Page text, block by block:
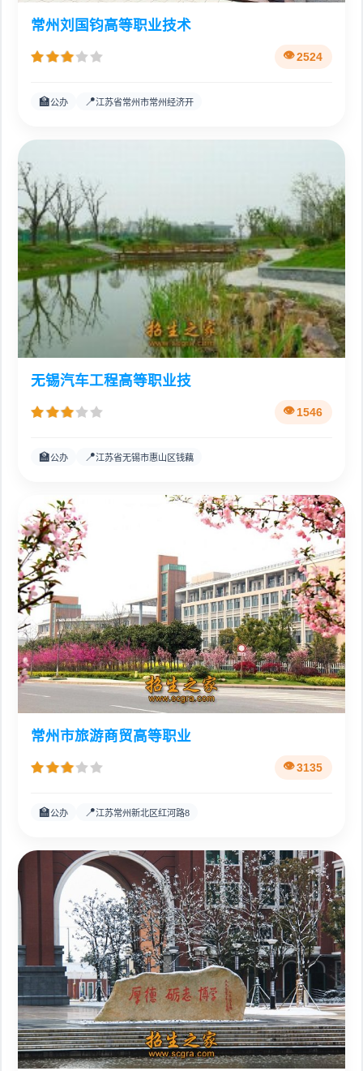
常州刘国钧高等职业技术
2524
🏫公办 📍江苏省常州市常州经济开
无锡汽车工程高等职业技
1546
🏫公办 📍江苏省无锡市惠山区钱藕
常州市旅游商贸高等职业
3135
🏫公办 📍江苏常州新北区红河路8